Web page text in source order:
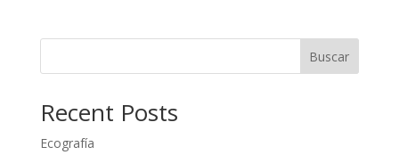
Buscar
Recent Posts
Ecografía